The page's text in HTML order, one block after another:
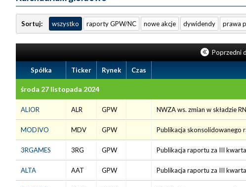
Sortuj: wszystko raporty GPW/NC nowe akcje dywidendy prawa
Poprzedni
Spółka Ticker Rynek Czas
środa 27 listopada 2024
ALIOR ALR GPW NWZA ws. zmian w składzie
MODIVO MDV GPW Publikacja skonsolidowanego
3RGAMES 3RG GPW Publikacja raportu za III
ALTA AAT GPW Publikacja raportu za III